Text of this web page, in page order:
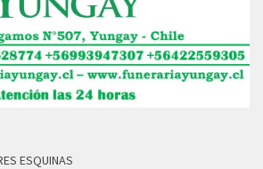
ESQUINAS